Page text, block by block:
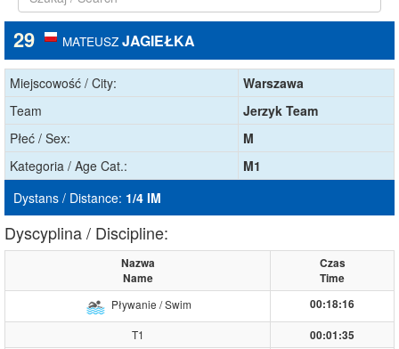
29 MATEUSZ JAGIEŁKA
Miejscowość / City:
Warszawa
Team
Jerzyk Team
Płeć / Sex:
M
Kategoria / Age Cat.:
M1
Dystans / Distance: 1/4 IM
Dyscyplina / Discipline:
Nazwa
Name
Czas
Time
Pływanie / Swim
00:18:16
T1
00:01:35